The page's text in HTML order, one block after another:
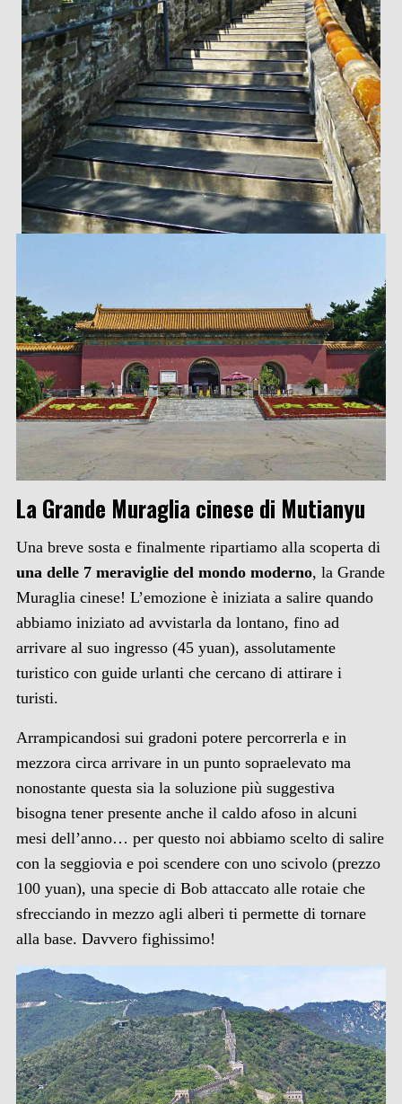
La Grande Muraglia cinese di Mutianyu
Una breve sosta e finalmente ripartiamo alla scoperta di
una delle 7 meraviglie del mondo moderno, la Grande
Muraglia cinese! L’emozione è iniziata a salire quando
abbiamo iniziato ad avvistarla da lontano, fino ad
arrivare al suo ingresso (45 yuan), assolutamente
turistico con guide urlanti che cercano di attirare i
turisti.
Arrampicandosi sui gradoni potere percorrerla e in
mezzora circa arrivare in un punto sopraelevato ma
nonostante questa sia la soluzione più suggestiva
bisogna tener presente anche il caldo afoso in alcuni
mesi dell’anno… per questo noi abbiamo scelto di salire
con la seggiovia e poi scendere con uno scivolo (prezzo
100 yuan), una specie di Bob attaccato alle rotaie che
sfrecciando in mezzo agli alberi ti permette di tornare
alla base. Davvero fighissimo!